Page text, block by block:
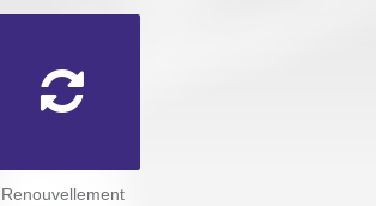
Renouvellement